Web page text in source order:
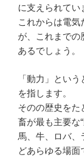
に支えられてい
これからは電
が、これまでの
あるでしょう。
「動力」とい
を指します。
そのの歴史をた
畜が最も主要な“
馬、牛、ロバ、
どあらゆる場面